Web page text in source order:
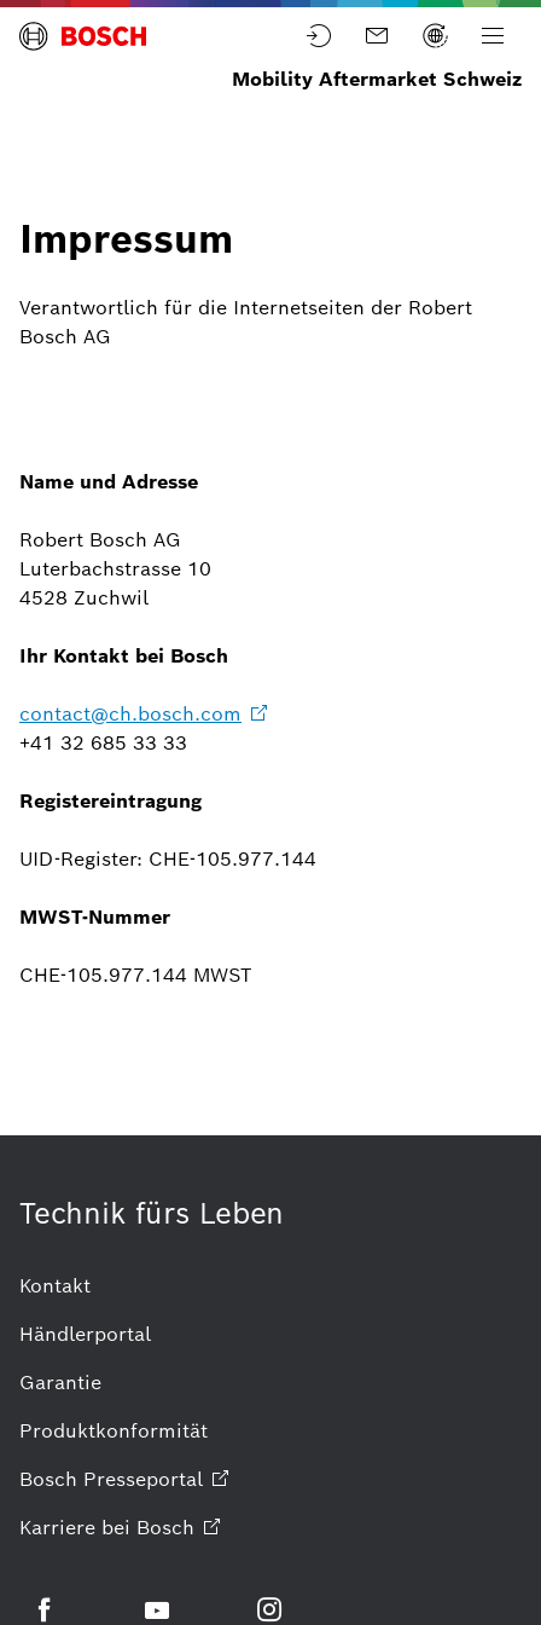
Mobility Aftermarket Schweiz
Impressum
Verantwortlich für die Internetseiten der Robert
Bosch AG
Name und Adresse
Robert Bosch AG
Luterbachstrasse 10
4528 Zuchwil
Ihr Kontakt bei Bosch
contact@ch.bosch.com
+41 32 685 33 33
Registereintragung
UID-Register: CHE-105.977.144
MWST-Nummer
CHE-105.977.144 MWST
Technik fürs Leben
Kontakt
Händlerportal
Garantie
Produktkonformität
Bosch Presseportal
Karriere bei Bosch